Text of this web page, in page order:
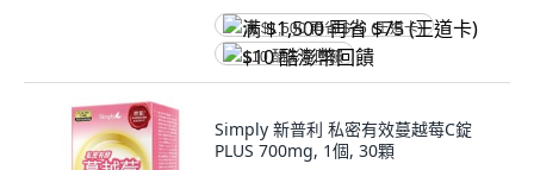
满 $1,500 再省 $75 (王道卡)
$10 酷澎幣回饋
Simply 新普利 私密有效蔓越莓C錠
PLUS 700mg, 1個, 30顆